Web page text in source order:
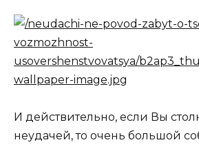
И действительно, если Вы
неудачей, то очень большой